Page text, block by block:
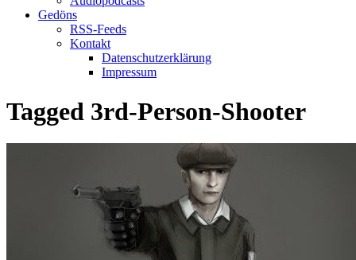
Gedöns
RSS-Feeds
Kontakt
Datenschutzerklärung
Impressum
Tagged 3rd-Person-Shooter